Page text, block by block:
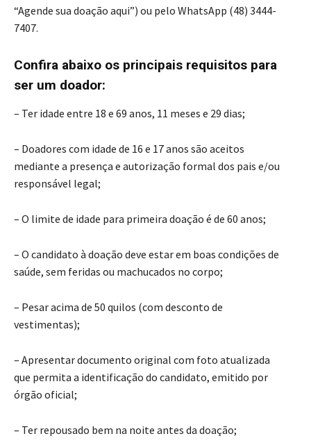
“Agende sua doação aqui”) ou pelo WhatsApp (48) 3444-
7407.
Confira abaixo os principais requisitos para
ser um doador:
– Ter idade entre 18 e 69 anos, 11 meses e 29 dias;
– Doadores com idade de 16 e 17 anos são aceitos
mediante a presença e autorização formal dos pais e/ou
responsável legal;
– O limite de idade para primeira doação é de 60 anos;
– O candidato à doação deve estar em boas condições de
saúde, sem feridas ou machucados no corpo;
– Pesar acima de 50 quilos (com desconto de
vestimentas);
– Apresentar documento original com foto atualizada
que permita a identificação do candidato, emitido por
órgão oficial;
– Ter repousado bem na noite antes da doação;